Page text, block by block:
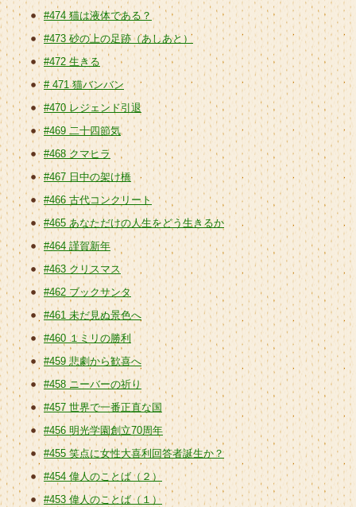
#474 猫は液体である？
#473 砂の上の足跡（あしあと）
#472 生きる
# 471 猫バンバン
#470 レジェンド引退
#469 二十四節気
#468 クマヒラ
#467 日中の架け橋
#466 古代コンクリート
#465 あなただけの人生をどう生きるか
#464 謹賀新年
#463 クリスマス
#462 ブックサンタ
#461 未だ見ぬ景色へ
#460 １ミリの勝利
#459 悲劇から歓喜へ
#458 ニーバーの祈り
#457 世界で一番正直な国
#456 明光学園創立70周年
#455 笑点に女性大喜利回答者誕生か？
#454 偉人のことば（２）
#453 偉人のことば（１）